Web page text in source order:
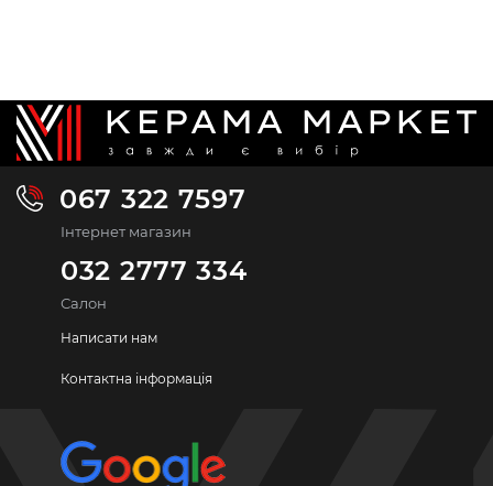
067 322 7597
Інтернет магазин
032 2777 334
Салон
Написати нам
Контактна інформація